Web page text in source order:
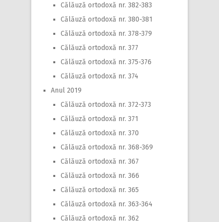
Călăuză ortodoxă nr. 382-383
Călăuză ortodoxă nr. 380-381
Călăuză ortodoxă nr. 378-379
Călăuză ortodoxă nr. 377
Călăuză ortodoxă nr. 375-376
Călăuză ortodoxă nr. 374
Anul 2019
Călăuză ortodoxă nr. 372-373
Călăuză ortodoxă nr. 371
Călăuză ortodoxă nr. 370
Călăuză ortodoxă nr. 368-369
Călăuză ortodoxă nr. 367
Călăuză ortodoxă nr. 366
Călăuză ortodoxă nr. 365
Călăuză ortodoxă nr. 363-364
Călăuză ortodoxă nr. 362